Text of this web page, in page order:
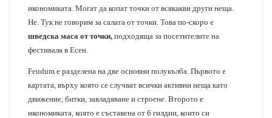
икономиката. Могат да копат точки от всякакви други неща.
Не. Тук не говорим за салата от точки. Това по-скоро е
шведска маса от точки, подходяща за посетителите на
фестивала в Есен.
Feudum е разделена на две основни полукълба. Първото е
картата, върху която се случват всички активни неща като
движение, битки, завладяване и строене. Второто е
икономиката, която е съставена от 6 гилдии, които си